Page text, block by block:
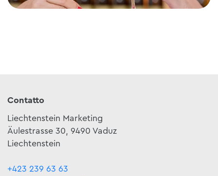
Degustazione di vini: Momenti di vino
Contatto
Liechtenstein Marketing
Äulestrasse 30, 9490 Vaduz
Liechtenstein
+423 239 63 63